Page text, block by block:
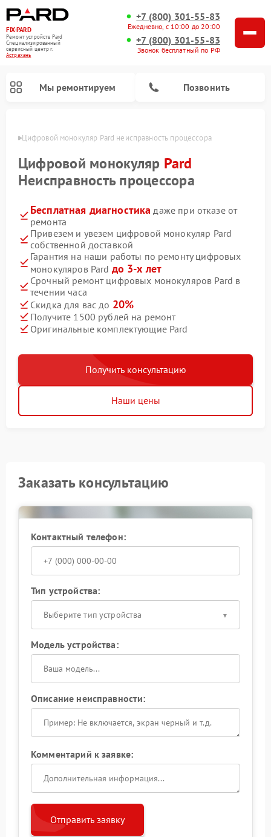
FIX-PARD
Ремонт устройств Pard
Специализированный
cервисный центр г.
Астрахань
+7 (800) 301-55-83
Ежедневно, с 10:00 до 20:00
+7 (800) 301-55-83
Звонок бесплатный по РФ
Мы ремонтируем Позвонить
Цифровой монокуляр Pard неисправность процессора
Цифровой монокуляр Pard
Неисправность процессора
Бесплатная диагностика даже при отказе от
ремонта
Привезем и увезем цифровой монокуляр Pard
собственной доставкой
Гарантия на наши работы по ремонту цифровых
монокуляров Pard до 3-х лет
Срочный ремонт цифровых монокуляров Pard в
течении часа
Скидка для вас до 20%
Получите 1500 рублей на ремонт
Оригинальные комплектующие Pard
Получить консультацию
Наши цены
Заказать консультацию
Контактный телефон:
Тип устройства:
Выберите тип устройства
Модель устройства:
Описание неисправности:
Комментарий к заявке:
Отправить заявку